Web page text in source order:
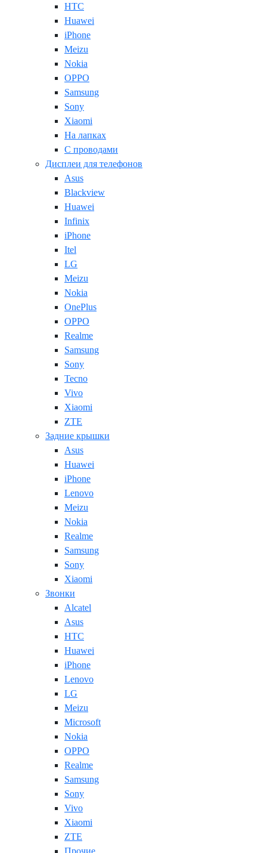
HTC
Huawei
iPhone
Meizu
Nokia
OPPO
Samsung
Sony
Xiaomi
На лапках
С проводами
Дисплеи для телефонов
Asus
Blackview
Huawei
Infinix
iPhone
Itel
LG
Meizu
Nokia
OnePlus
OPPO
Realme
Samsung
Sony
Tecno
Vivo
Xiaomi
ZTE
Задние крышки
Asus
Huawei
iPhone
Lenovo
Meizu
Nokia
Realme
Samsung
Sony
Xiaomi
Звонки
Alcatel
Asus
HTC
Huawei
iPhone
Lenovo
LG
Meizu
Microsoft
Nokia
OPPO
Realme
Samsung
Sony
Vivo
Xiaomi
ZTE